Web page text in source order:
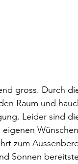
gross. Durch
Raum und
Leider sind
zum
Sonnen